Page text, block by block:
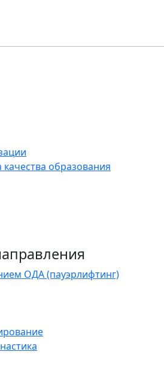
образования
ОДА (пауэрлифтинг)